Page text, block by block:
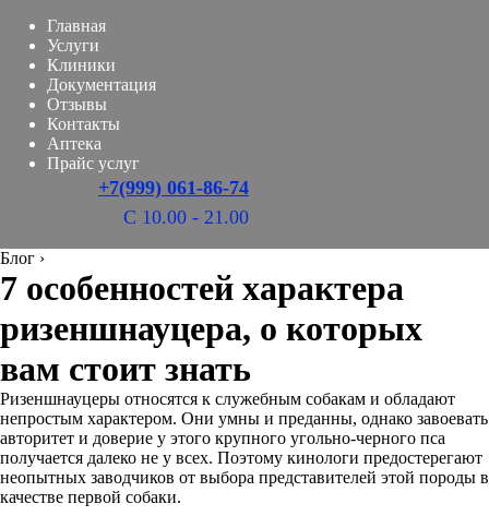
Главная
Услуги
Клиники
Документация
Отзывы
Контакты
Аптека
Прайс услуг
+7(999) 061-86-74
С 10.00 - 21.00
Блог ›
7 особенностей характера
ризеншнауцера, о которых
вам стоит знать
Ризеншнауцеры относятся к служебным собакам и обладают
непростым характером. Они умны и преданны, однако завоевать
авторитет и доверие у этого крупного угольно-черного пса
получается далеко не у всех. Поэтому кинологи предостерегают
неопытных заводчиков от выбора представителей этой породы в
качестве первой собаки.